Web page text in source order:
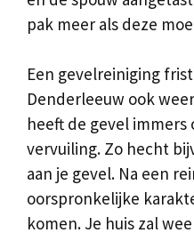
pak meer als deze
Een gevelreiniging
Denderleeuw ook
heeft de gevel
vervuiling. Zo hecht
aan je gevel. Na een
oorspronkelijke
komen. Je huis zal